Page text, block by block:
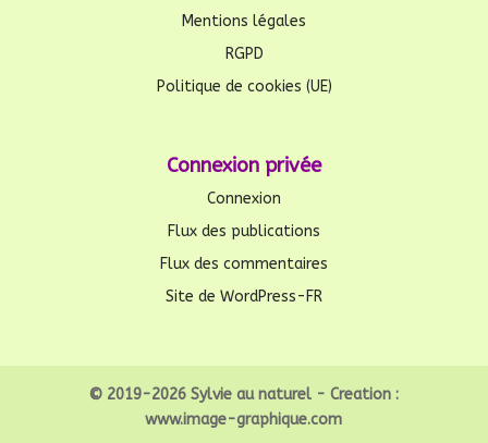
Mentions légales
RGPD
Politique de cookies (UE)
Connexion privée
Connexion
Flux des publications
Flux des commentaires
Site de WordPress-FR
© 2019-2026 Sylvie au naturel - Creation :
www.image-graphique.com